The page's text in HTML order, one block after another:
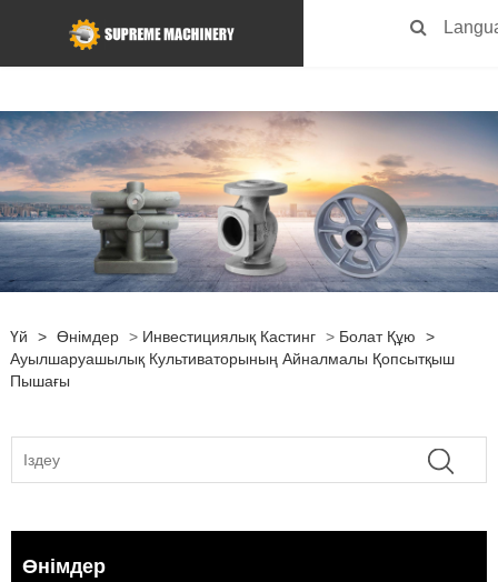
Үй > Өнімдер > Инвестициялық Кастинг > Болат Құю
>
Ауылшаруашылық Культиваторының Айналмалы Қопсытқыш
Пышағы
Өнімдер